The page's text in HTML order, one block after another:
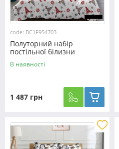
code: BC1F954703
Полуторний набір
постільної білизни
150*220 з Фланелі
№954703 Черешенька™
В наявності
1 487 грн